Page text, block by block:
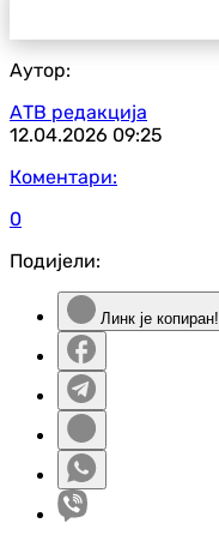
Аутор:
АТВ редакција
12.04.2026 09:25
Коментари:
0
Подијели:
Линк је копиран!